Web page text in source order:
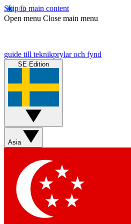
Skip to main content
Open menu Close main menu
guide till teknikprylar och fynd
SE Edition
Asia